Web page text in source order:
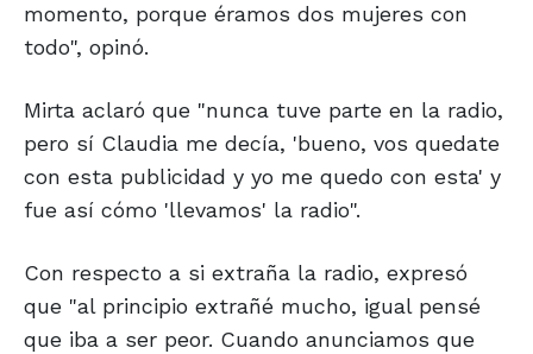
momento, porque éramos dos mujeres con
todo", opinó.
Mirta aclaró que "nunca tuve parte en la radio,
pero sí Claudia me decía, 'bueno, vos quedate
con esta publicidad y yo me quedo con esta' y
fue así cómo 'llevamos' la radio".
Con respecto a si extraña la radio, expresó
que "al principio extrañé mucho, igual pensé
que iba a ser peor. Cuando anunciamos que